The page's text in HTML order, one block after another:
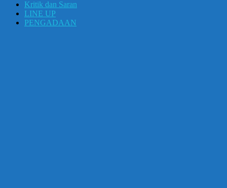
Kritik dan Saran
LINE UP
PENGADAAN